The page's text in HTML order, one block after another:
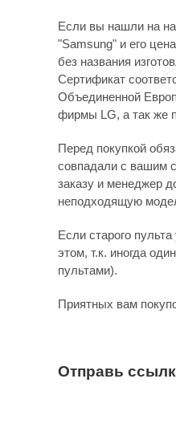
Если вы нашли на
"Samsung" и его
без названия
Сертификат
Объединенной
фирмы LG, а так же
Перед покупкой
совпадали с вашим
заказу и менеджер
неподходящую
Если старого
этом, т.к. иногда
пультами).
Приятных вам
Отправь